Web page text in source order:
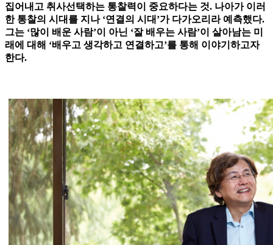
집어내고 취사선택하는 통찰력이 중요하다는 것. 나아가 이러
한 통찰의 시대를 지나 ‘연결의 시대’가 다가오리라 예측했다.
그는 ‘많이 배운 사람’이 아닌 ‘잘 배우는 사람’이 살아남는 미
래에 대해 ‘배우고 생각하고 연결하고’를 통해 이야기하고자
한다.